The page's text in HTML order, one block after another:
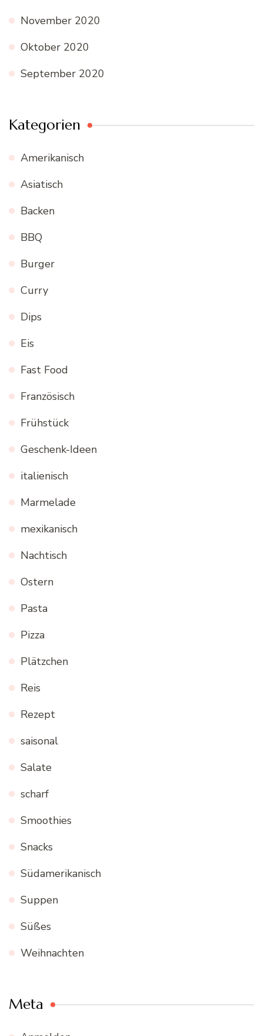
November 2020
Oktober 2020
September 2020
Kategorien
Amerikanisch
Asiatisch
Backen
BBQ
Burger
Curry
Dips
Eis
Fast Food
Französisch
Frühstück
Geschenk-Ideen
italienisch
Marmelade
mexikanisch
Nachtisch
Ostern
Pasta
Pizza
Plätzchen
Reis
Rezept
saisonal
Salate
scharf
Smoothies
Snacks
Südamerikanisch
Suppen
Süßes
Weihnachten
Meta